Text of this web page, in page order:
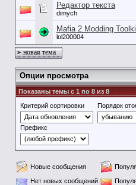
Редактор текста
dimych
Mafia 2 Modding
lol200004
новая тема
Опции просмотра
Показаны темы с 1 по 8 из 8
Критерий сортировки
Порядок
Префикс
Новые сообщения
Нет новых сообщений